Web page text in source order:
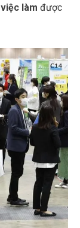
làm được